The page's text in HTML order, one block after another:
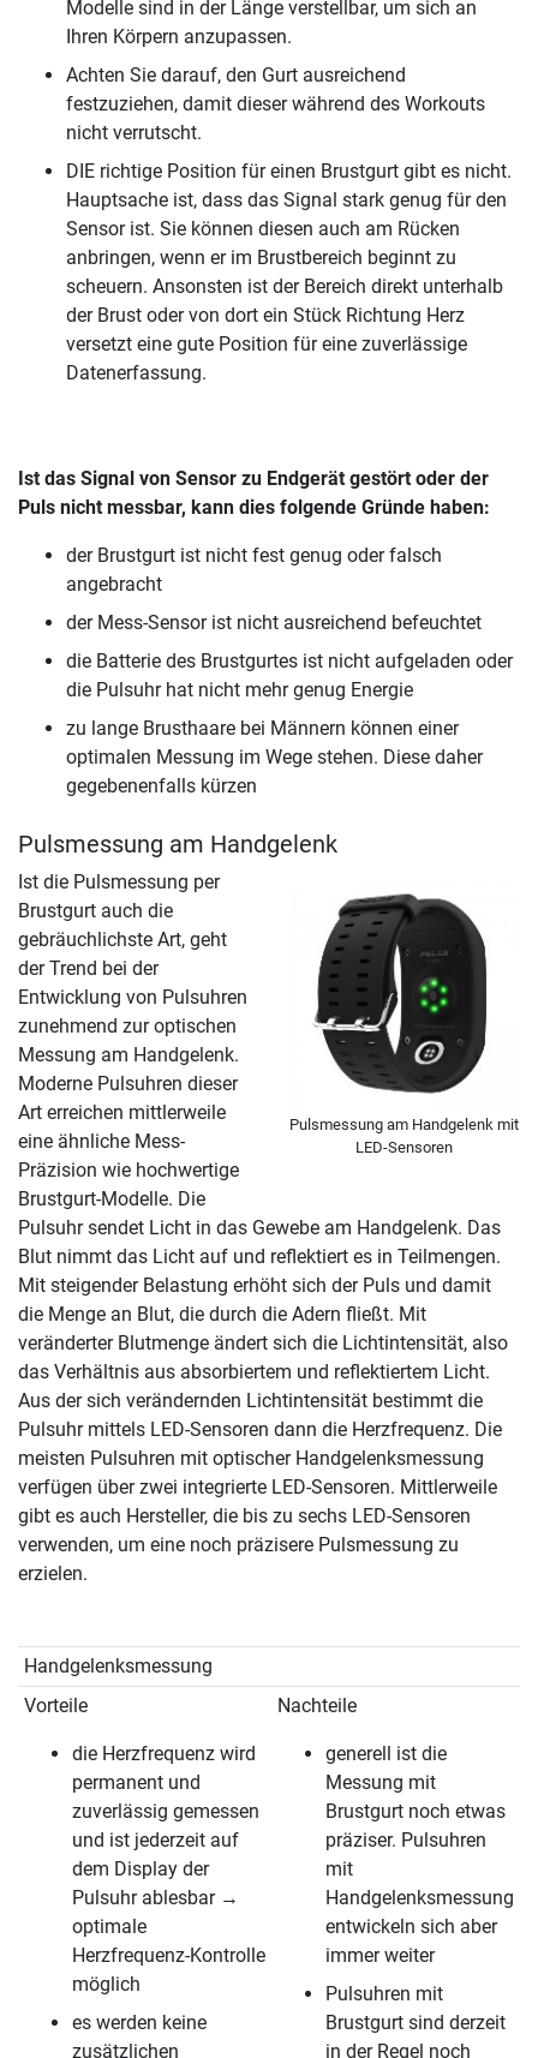
Modelle sind in der Länge verstellbar, um sich an
Ihren Körpern anzupassen.
Achten Sie darauf, den Gurt ausreichend
festzuziehen, damit dieser während des Workouts
nicht verrutscht.
DIE richtige Position für einen Brustgurt gibt es nicht.
Hauptsache ist, dass das Signal stark genug für den
Sensor ist. Sie können diesen auch am Rücken
anbringen, wenn er im Brustbereich beginnt zu
scheuern. Ansonsten ist der Bereich direkt unterhalb
der Brust oder von dort ein Stück Richtung Herz
versetzt eine gute Position für eine zuverlässige
Datenerfassung.
Ist das Signal von Sensor zu Endgerät gestört oder der
Puls nicht messbar, kann dies folgende Gründe haben:
der Brustgurt ist nicht fest genug oder falsch
angebracht
der Mess-Sensor ist nicht ausreichend befeuchtet
die Batterie des Brustgurtes ist nicht aufgeladen oder
die Pulsuhr hat nicht mehr genug Energie
zu lange Brusthaare bei Männern können einer
optimalen Messung im Wege stehen. Diese daher
gegebenenfalls kürzen
Pulsmessung am Handgelenk
Pulsmessung am Handgelenk mit
LED-Sensoren
Ist die Pulsmessung per
Brustgurt auch die
gebräuchlichste Art, geht
der Trend bei der
Entwicklung von Pulsuhren
zunehmend zur optischen
Messung am Handgelenk.
Moderne Pulsuhren dieser
Art erreichen mittlerweile
eine ähnliche Mess-
Präzision wie hochwertige
Brustgurt-Modelle. Die
Pulsuhr sendet Licht in das Gewebe am Handgelenk. Das
Blut nimmt das Licht auf und reflektiert es in Teilmengen.
Mit steigender Belastung erhöht sich der Puls und damit
die Menge an Blut, die durch die Adern fließt. Mit
veränderter Blutmenge ändert sich die Lichtintensität, also
das Verhältnis aus absorbiertem und reflektiertem Licht.
Aus der sich verändernden Lichtintensität bestimmt die
Pulsuhr mittels LED-Sensoren dann die Herzfrequenz. Die
meisten Pulsuhren mit optischer Handgelenksmessung
verfügen über zwei integrierte LED-Sensoren. Mittlerweile
gibt es auch Hersteller, die bis zu sechs LED-Sensoren
verwenden, um eine noch präzisere Pulsmessung zu
erzielen.
Handgelenksmessung
Vorteile
die Herzfrequenz wird
permanent und
zuverlässig gemessen
und ist jederzeit auf
dem Display der
Pulsuhr ablesbar →
optimale
Herzfrequenz-Kontrolle
möglich
es werden keine
zusätzlichen
Nachteile
generell ist die
Messung mit
Brustgurt noch etwas
präziser. Pulsuhren
mit
Handgelenksmessung
entwickeln sich aber
immer weiter
Pulsuhren mit
Brustgurt sind derzeit
in der Regel noch